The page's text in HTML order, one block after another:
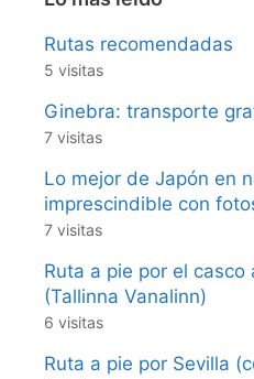
Rutas recomendadas
5 visitas
Ginebra: transporte
7 visitas
Lo mejor de Japón en
imprescindible con
7 visitas
Ruta a pie por el casco
(Tallinna Vanalinn)
6 visitas
Ruta a pie por Sevilla